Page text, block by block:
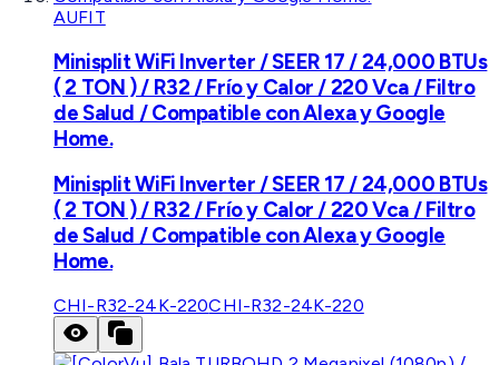
AUFIT
Minisplit WiFi Inverter / SEER 17 / 24,000 BTUs
( 2 TON ) / R32 / Frío y Calor / 220 Vca / Filtro
de Salud / Compatible con Alexa y Google
Home.
Minisplit WiFi Inverter / SEER 17 / 24,000 BTUs
( 2 TON ) / R32 / Frío y Calor / 220 Vca / Filtro
de Salud / Compatible con Alexa y Google
Home.
CHI-R32-24K-220CHI-R32-24K-220